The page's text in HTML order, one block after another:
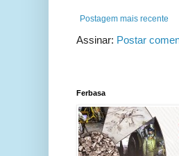
Postagem mais recente
Assinar: Postar
Ferbasa